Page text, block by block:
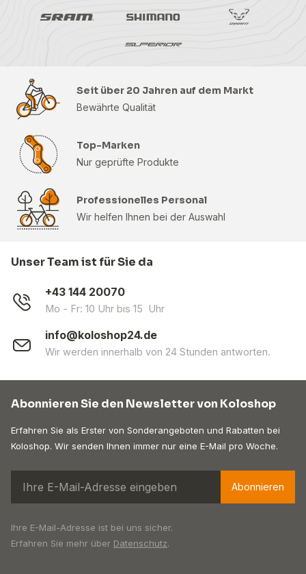
Seit über 20 Jahren auf dem Markt
Bewährte Qualität
Top-Marken
Nur geprüfte Produkte
Professionelles Personal
Wir helfen Ihnen bei der Auswahl
Unser Team ist für Sie da
+43 144 20070
Mo - Fr: 10 Uhr bis 15 Uhr
info@koloshop24.de
Wir werden innerhalb von 24 Stunden antworten.
Abonnieren Sie den Newsletter von Koloshop
Erfahren Sie als Erster von Sonderangeboten und Rabatten bei
Koloshop. Wir senden Ihnen immer nur eine E-Mail pro Woche.
Abonnieren
Ihre E-Mail-Adresse ist bei uns sicher.
Erfahren Sie mehr über Datenschutz.